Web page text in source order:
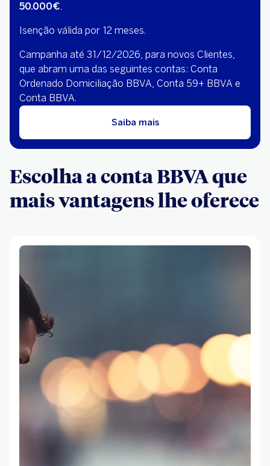
50.000€.
Isenção válida por 12 meses.
Campanha até 31/12/2026, para novos Clientes,
que abram uma das seguintes contas: Conta
Ordenado Domiciliação BBVA, Conta 59+ BBVA e
Conta BBVA.
Saiba mais
Escolha a conta BBVA que
mais vantagens lhe oferece